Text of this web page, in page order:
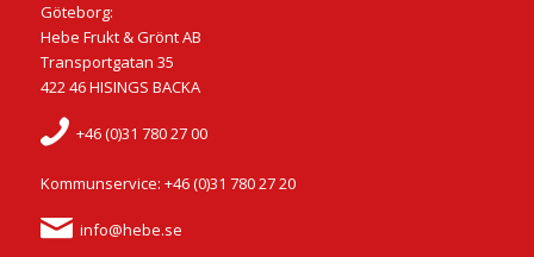
Göteborg:
Hebe Frukt & Grönt AB
Transportgatan 35
422 46 HISINGS BACKA
+46 (0)31 780 27 00
Kommunservice: +46 (0)31 780 27 20
info@hebe.se